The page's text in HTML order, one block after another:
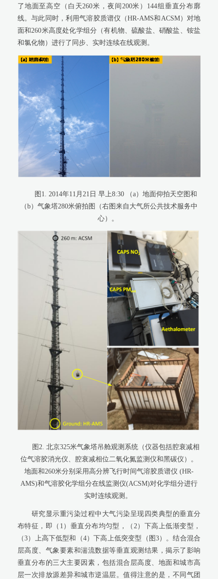
了地面至高空（白天260米，夜间 200米） 144组垂直分布廓
线。与此同时，利用气溶胶质谱仪（HR-AMS和 ACSM）对地
面和 260米高度处化学组分（有机物、硫酸盐、硝酸盐、铵盐
和氯化物）进行了同步、实时连续在线观测。
图 1. 2014年11 月 21 日 早上8:30 （a）地面仰拍天空图和
（b）气象塔280米俯拍图（右图来自大气所公共技术服务中
心）。
图 2. 北京325米气象塔吊舱观测系统（仪器包括腔衰减相
位气溶胶消光仪、腔衰减相位二氧化氮监测仪和黑碳仪）。
地面和260米分别采用高分辨飞行时间气溶胶质谱仪 (HR-
AMS)和气溶胶化学组分在线监测仪(ACSM)对化学组分进行
实时连续观测。
研究显示重污染过程中大气污染呈现四类典型的垂直分
布特征，即（ 1 ）垂直分布均匀型，（ 2 ）下高上低渐变型，
（3）上高下低型和（4）下高上低突变型（图3）。结合混合
层高度、气象要素和湍流数据等垂直观测结果，揭示了影响
垂直分布的三大主要因素，包括混合层高度、地面和城市高
层一次排放源差异和城市逆温层。值得注意的是，不同气团